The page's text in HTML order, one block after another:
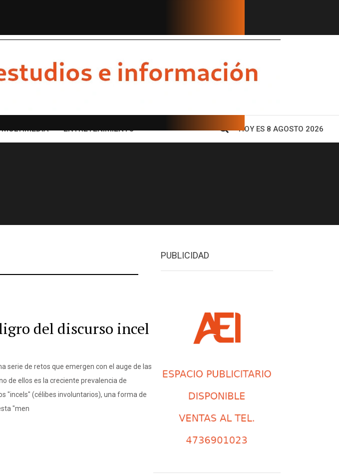
TURÍS... Con emotivo mensaje, conductor anuncia su salida tra...
MULTIMEDIA ENTRETENIMIENTO HOY ES 8 AGOSTO 2026
del discurso incel
serie de retos que emergen con el auge de las
de ellos es la creciente prevalencia de
"incels" (célibes involuntarios), una forma de
"men
PUBLICIDAD